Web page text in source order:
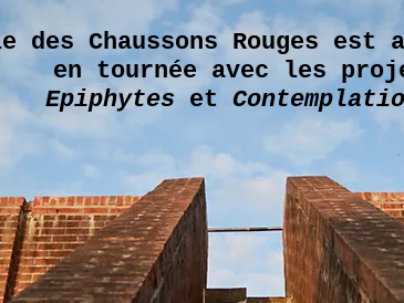
des Chaussons Rouges est
en tournée avec les
Epiphyteset